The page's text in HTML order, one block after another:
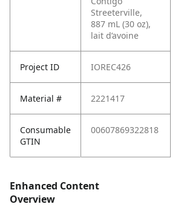
Streeterville,
887 mL (30 oz),
lait d’avoine
Project ID IOREC426
Material # 2221417
Consumable
GTIN
00607869322818
Enhanced Content
Overview